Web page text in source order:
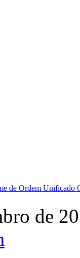
de Ordem Unificado
de